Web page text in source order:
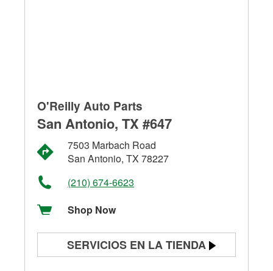
O'Reilly Auto Parts
San Antonio, TX #647
7503 Marbach Road
San Antonio, TX 78227
(210) 674-6623
Shop Now
SERVICIOS EN LA TIENDA